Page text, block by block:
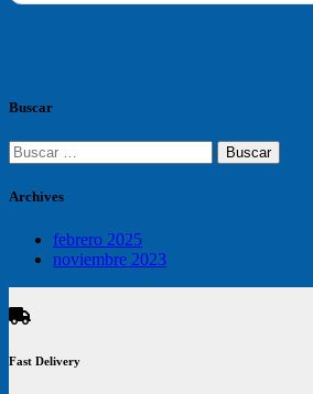
Buscar
Buscar:
Archives
febrero 2025
noviembre 2023
Fast Delivery